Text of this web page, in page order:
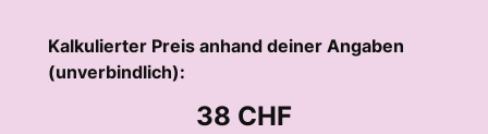
Kalkulierter Preis anhand deiner Angaben
(unverbindlich):
38 CHF